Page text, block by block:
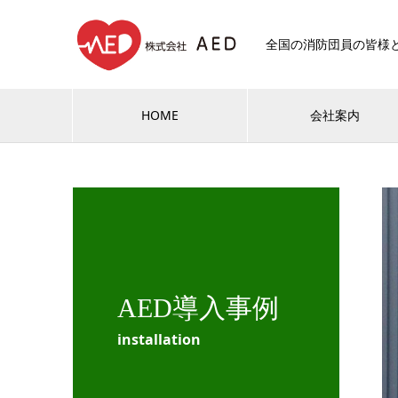
全国の消防団員の皆様
HOME 会社案内
AED導入事例
installation